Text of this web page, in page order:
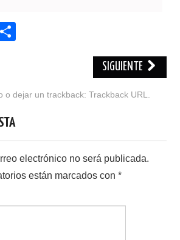
E
p
SIGUIENTE
o dejar un trackback:Trackback URL
electrónico no será publicada.
están marcados con*